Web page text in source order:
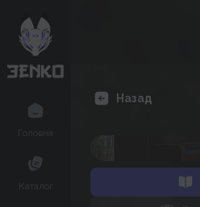
Головна
Каталог
Назад